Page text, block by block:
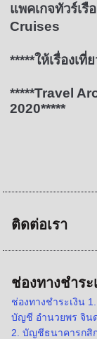
แพคเกจทัวร์เ
Cruises
*****ให้เรื่องเที่
*****Travel
2020*****
ติดต่อเรา
ช่องทางชำระ
ช่องทางชำระเงิน
บัญชี อำนวยพร จิน
2. บัญชีธนาคารกสิ